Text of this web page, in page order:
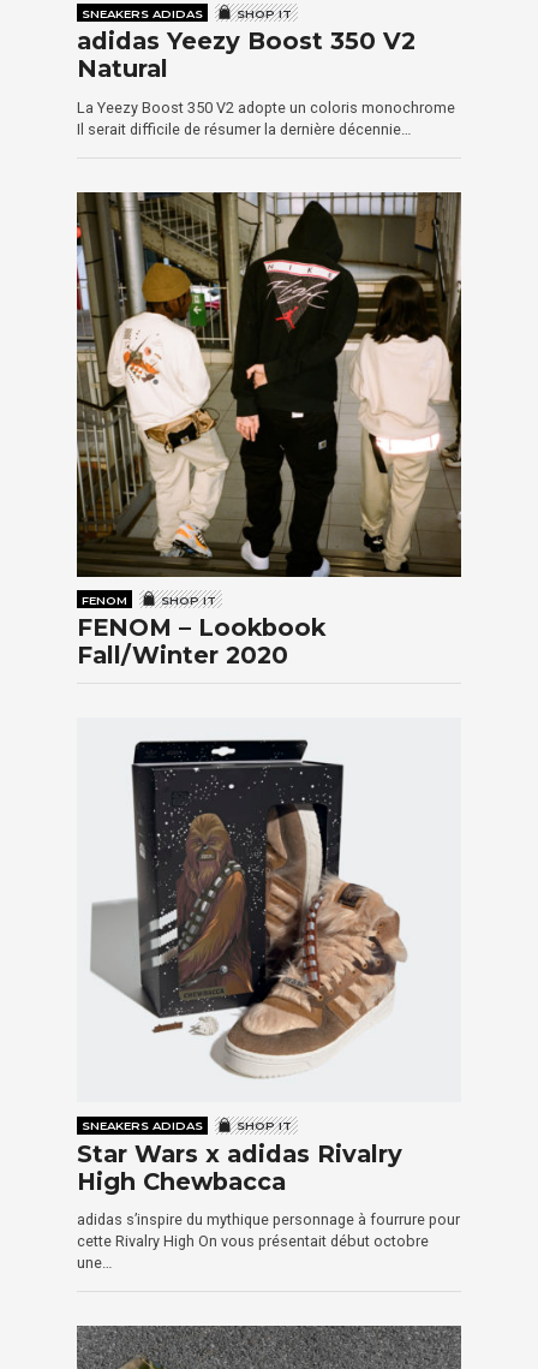
SNEAKERS ADIDAS SHOP IT
adidas Yeezy Boost 350 V2
Natural
La Yeezy Boost 350 V2 adopte un coloris monochrome
Il serait difficile de résumer la dernière décennie…
FENOM SHOP IT
FENOM – Lookbook
Fall/Winter 2020
SNEAKERS ADIDAS SHOP IT
Star Wars x adidas Rivalry
High Chewbacca
adidas s’inspire du mythique personnage à fourrure pour
cette Rivalry High On vous présentait début octobre
une…